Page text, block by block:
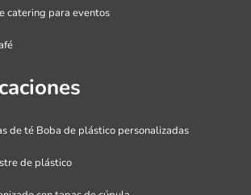
catering para eventos
de té Boba de plástico personalizadas
de plástico